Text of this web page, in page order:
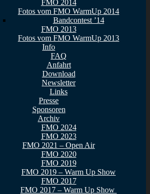
FMO 2014
Fotos vom FMO WarmUp 2014
Bandcontest ’14
FMO 2013
Fotos vom FMO WarmUp 2013
Info
FAQ
Anfahrt
Download
Newsletter
Links
Presse
Sponsoren
Archiv
FMO 2024
FMO 2023
FMO 2021 – Open Air
FMO 2020
FMO 2019
FMO 2019 – Warm Up Show
FMO 2017
FMO 2017 – Warm Up Show